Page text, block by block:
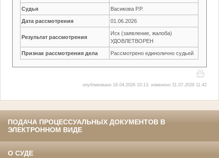
Судья Васикова Р.Р.
Дата рассмотрения 01.06.2026
Результат рассмотрения
Иск (заявление, жалоба)
УДОВЛЕТВОРЕН
Признак рассмотрения дела Рассмотрено единолично судьей
опубликовано 16.04.2026 10:13, изменено 31.07.2026 11:42
ПОДАЧА ПРОЦЕССУАЛЬНЫХ ДОКУМЕНТОВ В
ЭЛЕКТРОННОМ ВИДЕ
О СУДЕ